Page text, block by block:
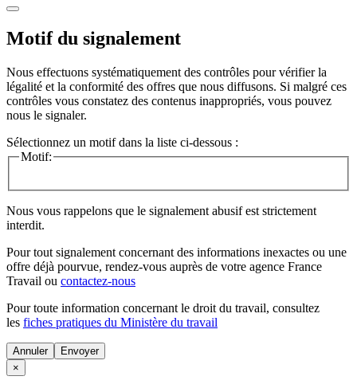
Motif du signalement
Nous effectuons systématiquement des contrôles pour vérifier la
légalité et la conformité des offres que nous diffusons. Si malgré ces
contrôles vous constatez des contenus inappropriés, vous pouvez
nous le signaler.
Sélectionnez un motif dans la liste ci-dessous :
Motif:
Nous vous rappelons que le signalement abusif est strictement
interdit.
Pour tout signalement concernant des informations inexactes ou une
offre déjà pourvue, rendez-vous auprès de votre agence France
Travail ou contactez-nous
Pour toute information concernant le droit du travail, consultez
les fiches pratiques du Ministère du travail
Annuler
×